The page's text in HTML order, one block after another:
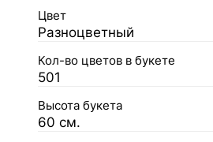
Цвет
Разноцветный
Кол-во цветов в букете
501
Высота букета
60 см.